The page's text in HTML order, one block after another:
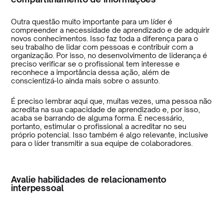
Outra questão muito importante para um líder é
compreender a necessidade de aprendizado e de adquirir
novos conhecimentos. Isso faz toda a diferença para o
seu trabalho de lidar com pessoas e contribuir com a
organização. Por isso, no desenvolvimento de liderança é
preciso verificar se o profissional tem interesse e
reconhece a importância dessa ação, além de
conscientizá-lo ainda mais sobre o assunto.
É preciso lembrar aqui que, muitas vezes, uma pessoa não
acredita na sua capacidade de aprendizado e, por isso,
acaba se barrando de alguma forma. É necessário,
portanto, estimular o profissional a acreditar no seu
próprio potencial. Isso também é algo relevante, inclusive
para o líder transmitir a sua equipe de colaboradores.
Avalie habilidades de relacionamento
interpessoal